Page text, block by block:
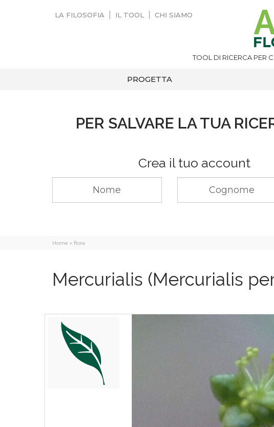
LA FILOSOFIA IL TOOL CHI SIAMO
TOOL DI RICERCA PER
PROGETTA
PER SALVARE LA TUA
Crea il tuo account
Home » flora
Mercurialis (Mercurialis